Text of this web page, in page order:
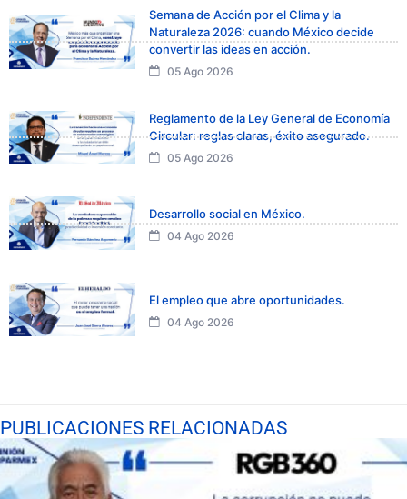
Semana de Acción por el Clima y la
Naturaleza 2026: cuando México decide
convertir las ideas en acción.
05 Ago 2026
Reglamento de la Ley General de Economía
Circular: reglas claras, éxito asegurado.
05 Ago 2026
Desarrollo social en México.
04 Ago 2026
El empleo que abre oportunidades.
04 Ago 2026
PUBLICACIONES RELACIONADAS